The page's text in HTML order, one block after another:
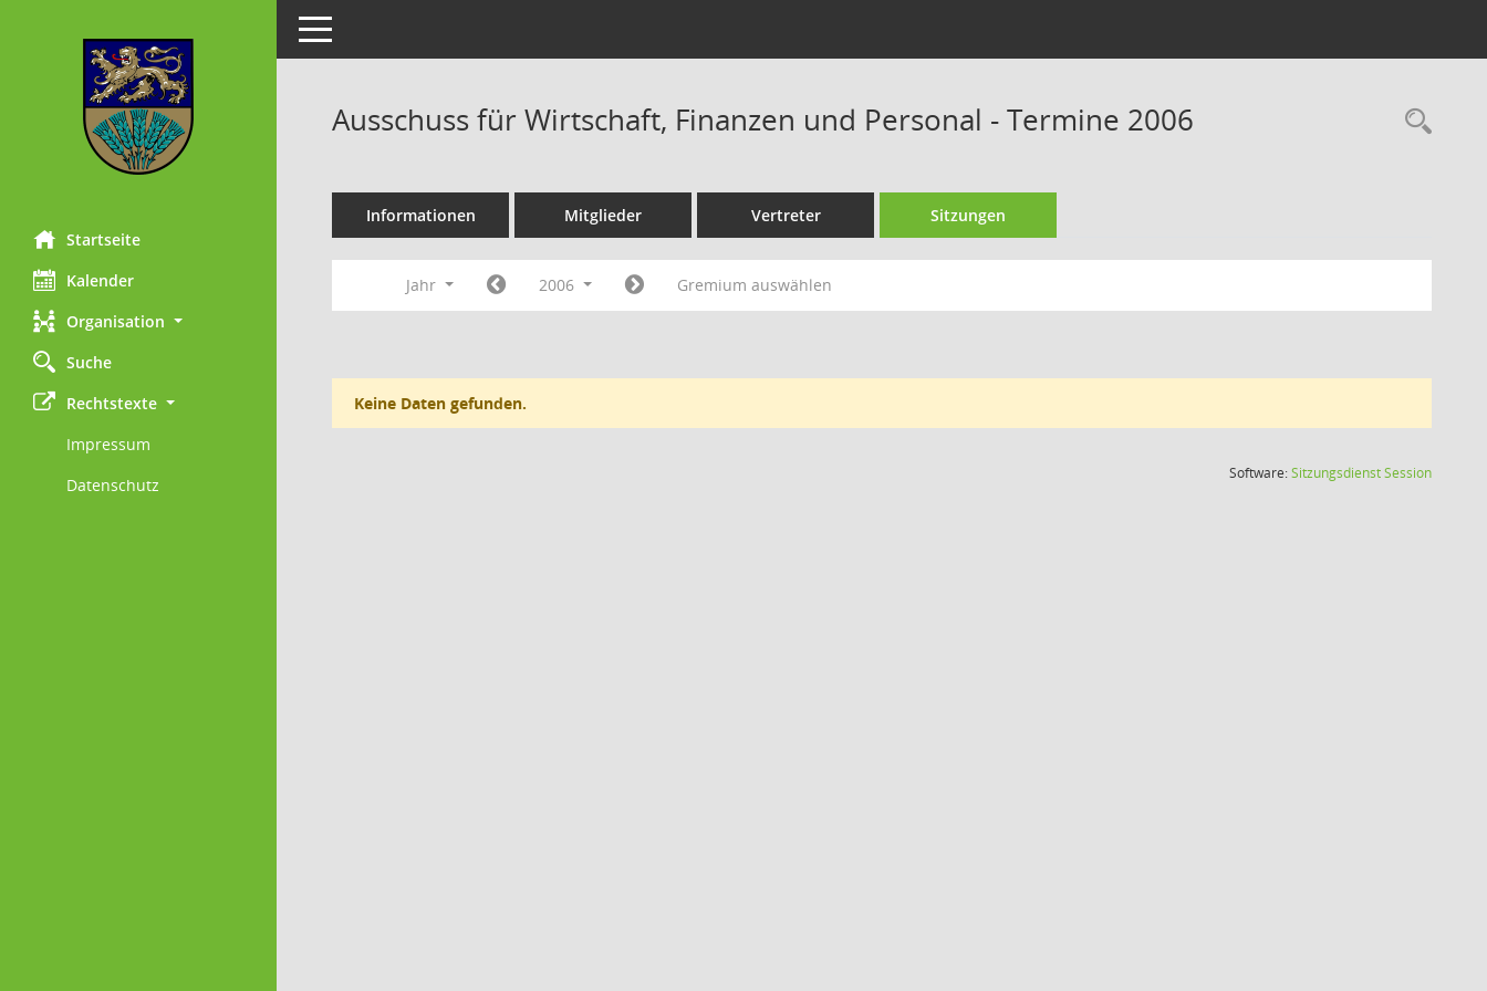
Startseite
Kalender
Organisation
Suche
Rechtstexte
Impressum
Datenschutz
Toggle navigation
Ausschuss für Wirtschaft, Finanzen und Personal - Termine 2006
Informationen Mitglieder Vertreter Sitzungen
Jahr 2006 Gremium auswählen
Keine Daten gefunden.
Software:SitzungsdienstSession(Wird in